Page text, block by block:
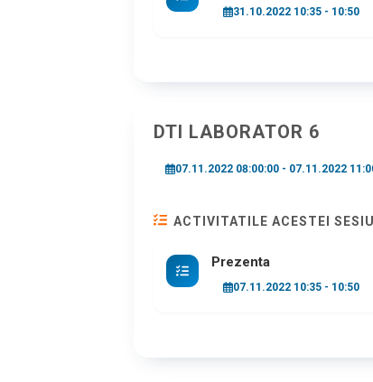
31.10.2022 10:35 - 10:50
DTI LABORATOR 6
07.11.2022 08:00:00 - 07.11.2022
ACTIVITATILE ACESTEI
Prezenta
07.11.2022 10:35 - 10:50